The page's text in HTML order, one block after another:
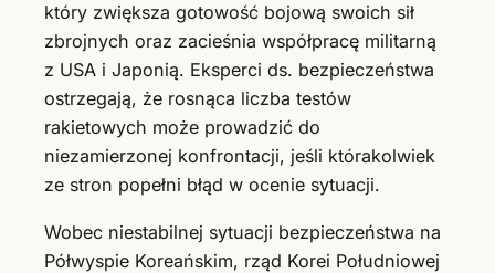
który zwiększa gotowość bojową swoich sił
zbrojnych oraz zacieśnia współpracę militarną
z USA i Japonią. Eksperci ds. bezpieczeństwa
ostrzegają, że rosnąca liczba testów
rakietowych może prowadzić do
niezamierzonej konfrontacji, jeśli którakolwiek
ze stron popełni błąd w ocenie sytuacji.
Wobec niestabilnej sytuacji bezpieczeństwa na
Półwyspie Koreańskim, rząd Korei Południowej